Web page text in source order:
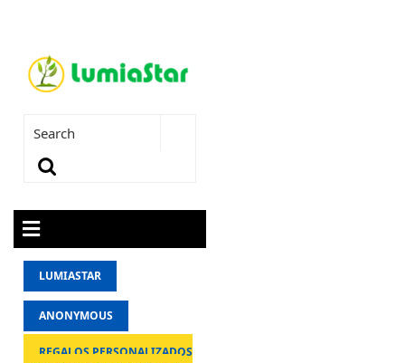
LUMIASTAR
ANONYMOUS
REGALOS PERSONALIZADOS